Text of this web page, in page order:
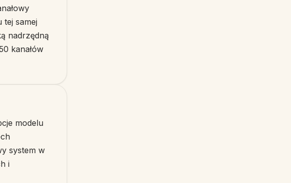
tej samej
nadrzędną
kanałów
modelu
system w
i